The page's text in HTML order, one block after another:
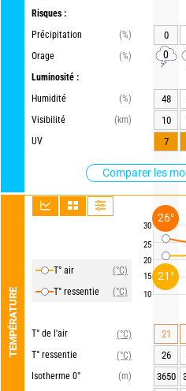
Risques :
Précipitation
(%)
Orage
(%)
Luminosité :
Humidité
(%)
Visibilité
(km)
UV
Comparer les
TEMPÉRATURE
T° air
(°C)
T° ressentie
(°C)
T° de l'air
(°C)
T° ressentie
(°C)
Isotherme 0°
(m)
30
25
20
15
10
0
0
48
10
7
21
26
3650
21°
26°